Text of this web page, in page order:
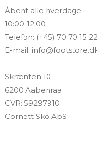
Åbent alle hverdage
10:00-12:00
Telefon: (+45) 70 70 15 22
E-mail:
Skrænten 10
6200 Aabenraa
CVR: 59297910
Cornett Sko ApS